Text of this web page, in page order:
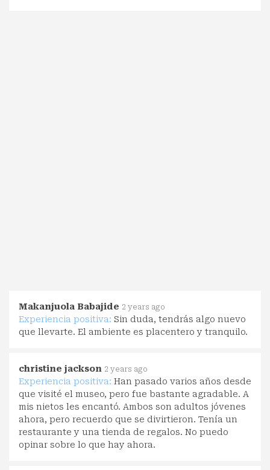
Makanjuola Babajide 2 years ago
Experiencia positiva: Sin duda, tendrás algo nuevo
que llevarte. El ambiente es placentero y tranquilo.
christine jackson 2 years ago
Experiencia positiva: Han pasado varios años desde
que visité el museo, pero fue bastante agradable. A
mis nietos les encantó. Ambos son adultos jóvenes
ahora, pero recuerdo que se divirtieron. Tenía un
restaurante y una tienda de regalos. No puedo
opinar sobre lo que hay ahora.